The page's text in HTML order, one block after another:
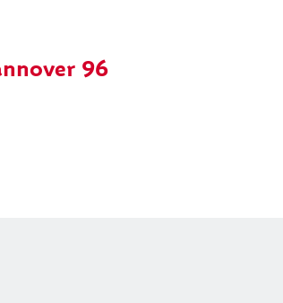
96